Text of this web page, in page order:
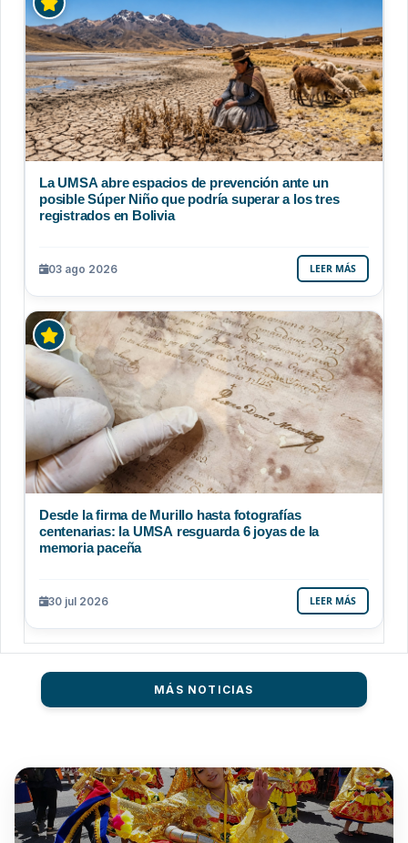
La UMSA abre espacios de prevención ante un
posible Súper Niño que podría superar a los tres
registrados en Bolivia
03 ago 2026 LEER MÁS
Desde la firma de Murillo hasta fotografías
centenarias: la UMSA resguarda 6 joyas de la
memoria paceña
30 jul 2026 LEER MÁS
MÁS NOTICIAS